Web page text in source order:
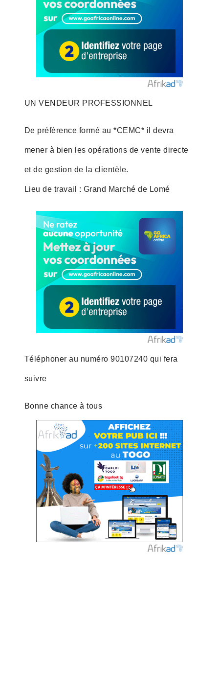
UN VENDEUR PROFESSIONNEL
De préférence formé au *CEMC* il devra
mener à bien les opérations de vente directe
et de gestion de la clientèle.
Lieu de travail : Grand Marché de Lomé
Téléphoner au numéro 90107240 qui fera
suivre
Bonne chance à tous